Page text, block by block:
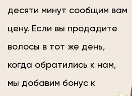
десяти минут сообщим вам
цену. Если вы продадите
волосы в тот же день,
когда обратились к нам,
мы добавим бонус к